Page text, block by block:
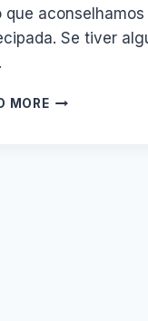
que
Se tiver
MOREPASSEIOS